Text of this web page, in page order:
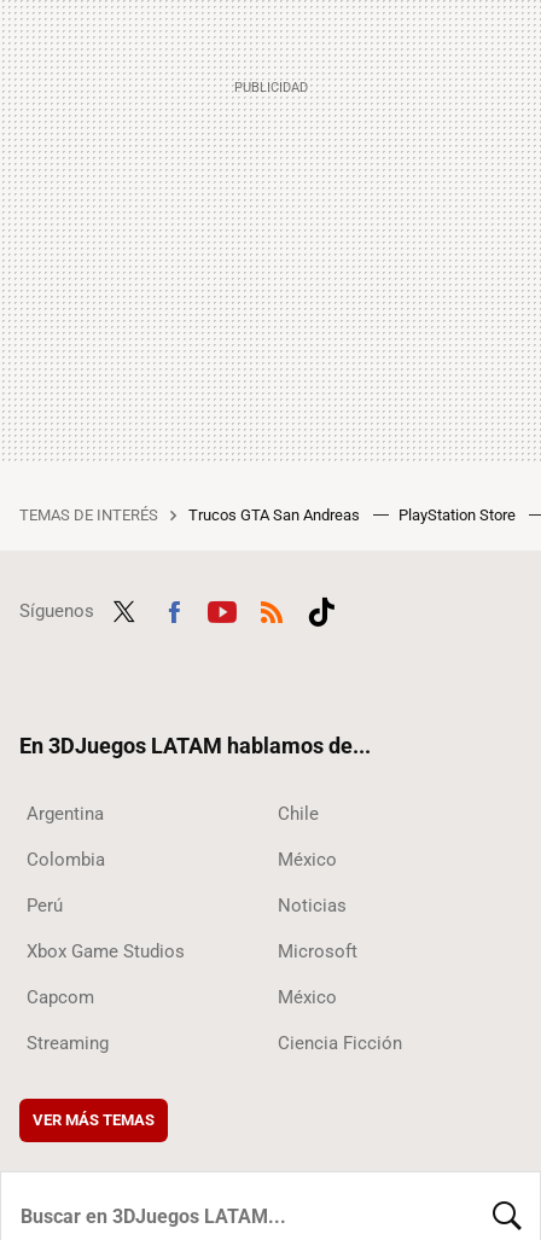
TEMAS DE INTERÉS Trucos GTA San Andreas PlayStation Store
Síguenos
En 3DJuegos LATAM hablamos de...
Argentina Chile
Colombia México
Perú Noticias
Xbox Game Studios Microsoft
Capcom México
Streaming Ciencia Ficción
VER MÁS TEMAS